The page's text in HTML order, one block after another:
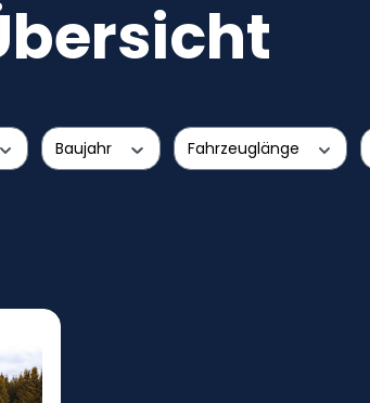
Baujahr Fahrzeuglänge